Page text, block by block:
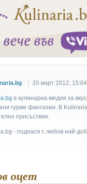
20 март 2012, 15:04
e кулинарна медия за
гурме фантазии. В
присъствие.
- поднася с любов най-
оцет